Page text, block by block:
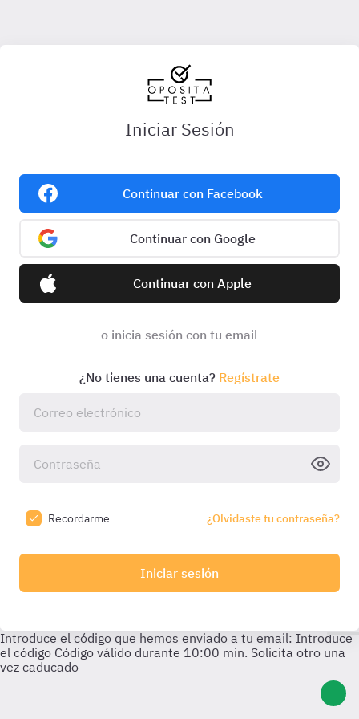
Iniciar Sesión
Continuar con Facebook
Continuar con Google
Continuar con Apple
o inicia sesión con tu email
¿No tienes una cuenta? Regístrate
Recordarme ¿Olvidaste tu contraseña?
Iniciar sesión
Introduce el código que hemos enviado a tu email: Introduce
el código Código válido durante 10:00 min. Solicita otro una
vez caducado